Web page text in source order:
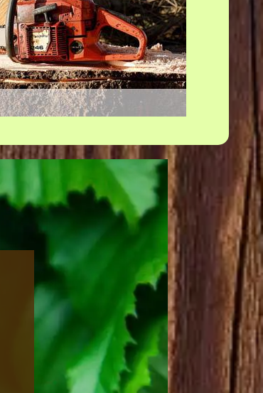
TROUVER UNE SOCIÉTÉ
Si vous êtes à la recherche d’un professionnel en
Congerville est spécialisée pour tous les travaux dans
réalisons toute demande d’abattage d’arbres. Notre
interventions de qualité et fiable quelle que soit la
de ce fait des services fiables en respectant